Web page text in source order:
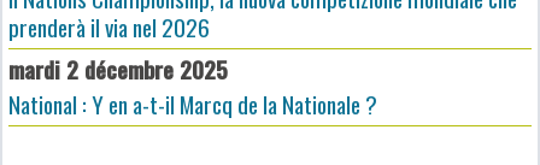
prenderà il via nel 2026
mardi 2 décembre 2025
National : Y en a-t-il Marcq de la Nationale ?